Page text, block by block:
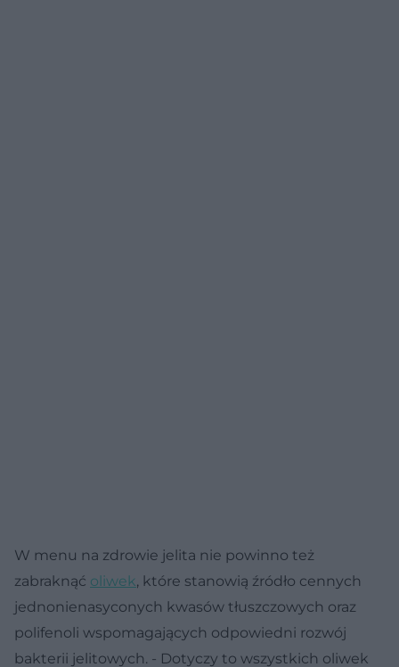
W menu na zdrowie jelita nie powinno też
zabraknąć oliwek, które stanowią źródło cennych
jednonienasyconych kwasów tłuszczowych oraz
polifenoli wspomagających odpowiedni rozwój
bakterii jelitowych. - Dotyczy to wszystkich oliwek